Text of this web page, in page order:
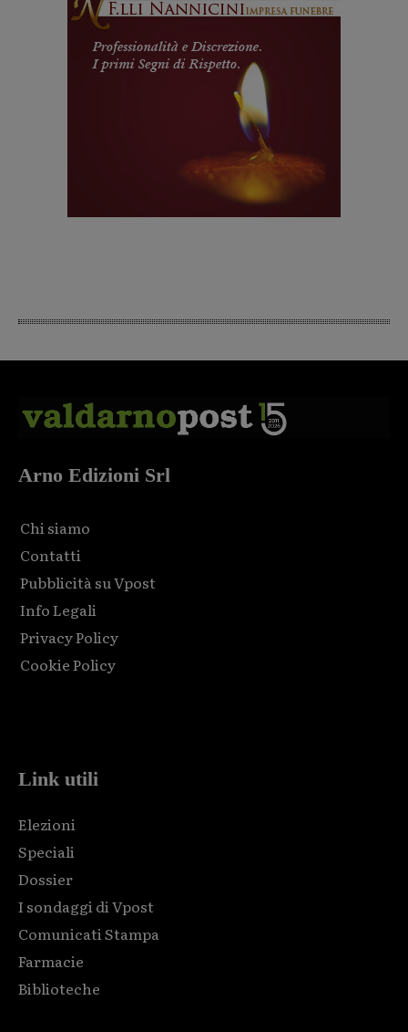
Arno Edizioni Srl
Chi siamo
Contatti
Pubblicità su Vpost
Info Legali
Privacy Policy
Cookie Policy
Link utili
Elezioni
Speciali
Dossier
I sondaggi di Vpost
Comunicati Stampa
Farmacie
Biblioteche